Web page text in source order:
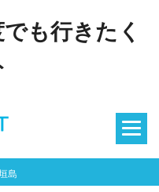
も行きたく
島